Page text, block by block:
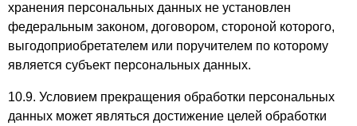
хранения персональных данных не установлен
федеральным законом, договором, стороной которого,
выгодоприобретателем или поручителем по которому
является субъект персональных данных.
10.9. Условием прекращения обработки персональных
данных может являться достижение целей обработки